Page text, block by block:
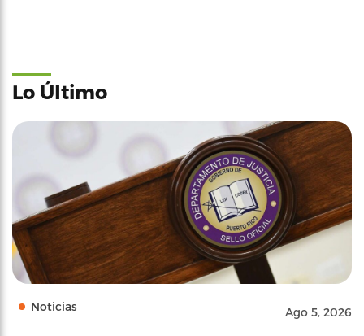
Lo Último
Noticias Ago 5, 2026